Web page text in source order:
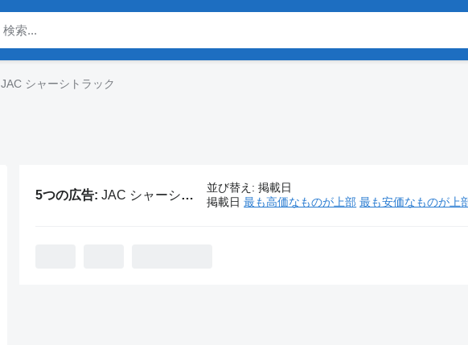
JAC シャーシトラック
5つの広告: JAC シャーシトラック
並び替え : 掲載日
掲載日 最も高価なものが上部 最も安価なものが上